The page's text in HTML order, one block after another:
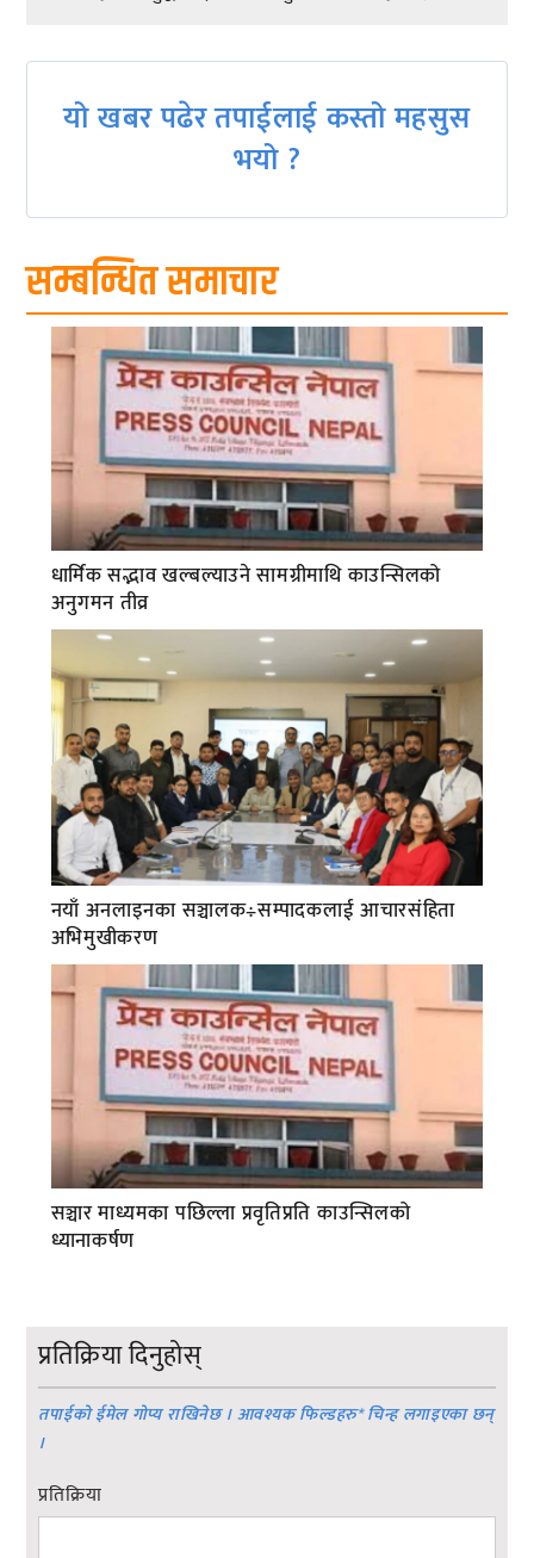
navigation
यो खबर पढेर तपाईलाई कस्तो महसुस
भयो ?
सम्बन्धित समाचार
धार्मिक सद्भाव खल्बल्याउने सामग्रीमाथि काउन्सिलको
अनुगमन तीव्र
नयाँ अनलाइनका सञ्चालक÷सम्पादकलाई आचारसंहिता
अभिमुखीकरण
सञ्चार माध्यमका पछिल्ला प्रवृतिप्रति काउन्सिलको
ध्यानाकर्षण
प्रतिक्रिया दिनुहोस्
तपाईको ईमेल गोप्य राखिनेछ । आवश्यक फिल्डहरु*चिन्ह लगाइएका छन्
।
प्रतिक्रिया